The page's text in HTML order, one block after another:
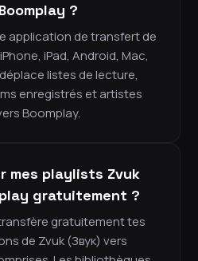
?
application de transfert de
iPad, Android, Mac,
listes de lecture,
enregistrés et artistes
Boomplay.
mes playlists Zvuk
gratuitement ?
gratuitement tes
de Zvuk (Звук) vers